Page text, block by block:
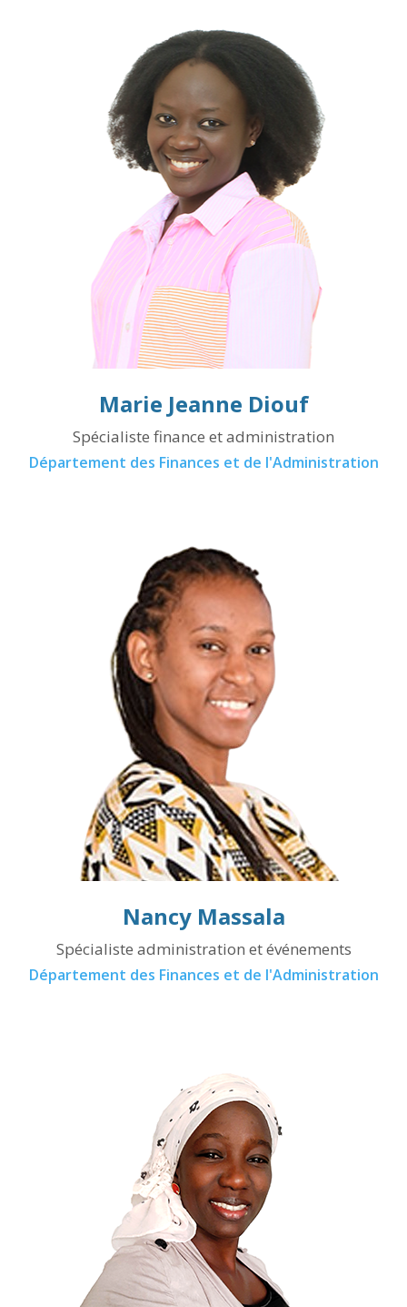
Marie Jeanne Diouf
Spécialiste finance et administration
Département des Finances et de l'Administration
Nancy Massala
Spécialiste administration et événements
Département des Finances et de l'Administration